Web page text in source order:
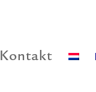
Kontakt